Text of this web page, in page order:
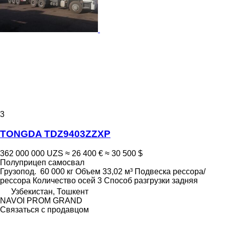
3
TONGDA TDZ9403ZZXP
362 000 000 UZS ≈ 26 400 € ≈ 30 500 $
Полуприцеп самосвал
Грузопод. 60 000 кг Объем 33,02 м³ Подвеска рессора/
рессора Количество осей 3 Способ разгрузки задняя
Узбекистан, Тошкент
NAVOI PROM GRAND
Связаться с продавцом